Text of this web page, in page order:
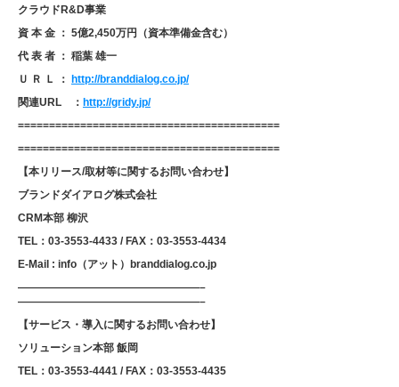
クラウドR&D事業
資 本 金 ： 5億2,450万円（資本準備金含む）
代 表 者 ： 稲葉 雄一
Ｕ Ｒ Ｌ ：
http://branddialog.co.jp/
関連URL ： http://gridy.jp/
==========================================
==========================================
【本リリース/取材等に関するお問い合わせ】
ブランドダイアログ株式会社
CRM本部 柳沢
TEL：03-3553-4433 / FAX：03-3553-4434
E-Mail : info（アット）branddialog.co.jp
—————————————————–
—————————————————–
【サービス・導入に関するお問い合わせ】
ソリューション本部 飯岡
TEL：03-3553-4441 / FAX：03-3553-4435